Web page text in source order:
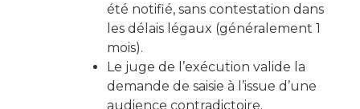
été notifié, sans contestation dans
les délais légaux (généralement 1
mois).
Le juge de l’exécution valide la
demande de saisie à l’issue d’une
audience contradictoire.